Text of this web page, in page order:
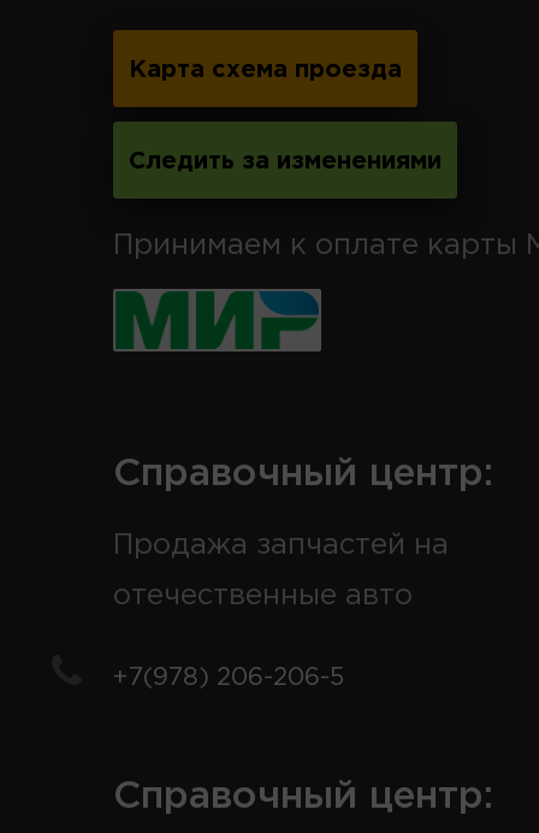
Карта схема проезда
Следить за изменениями
Принимаем к оплате карты
Справочный центр:
Продажа запчастей на
отечественные авто
+7(978) 206-206-5
Справочный центр: